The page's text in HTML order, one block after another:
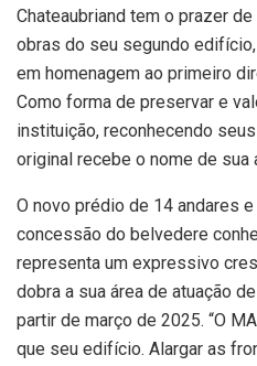
Chateaubriand tem o prazer
obras do seu segundo
em homenagem ao primeiro
Como forma de preservar e
instituição, reconhecendo
original recebe o nome de sua
O novo prédio de 14 andares
concessão do belvedere
representa um expressivo
dobra a sua área de atuação
partir de março de 2025. “O
que seu edifício. Alargar as